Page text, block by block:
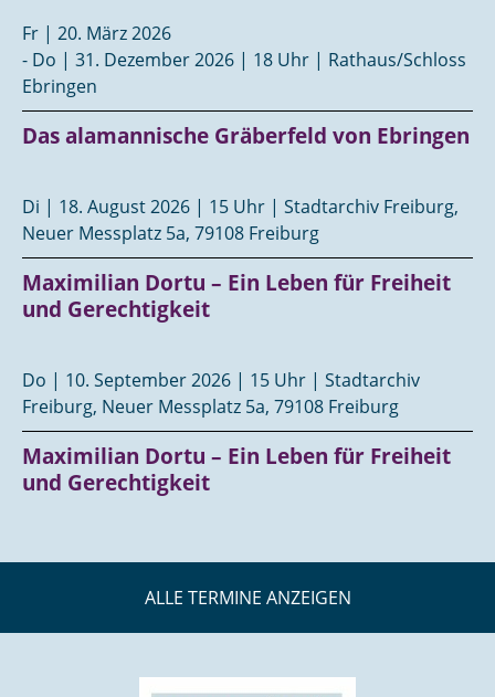
Fr | 20. März 2026
- Do | 31. Dezember 2026 | 18 Uhr | Rathaus/Schloss
Ebringen
Das alamannische Gräberfeld von Ebringen
Di | 18. August 2026 | 15 Uhr | Stadtarchiv Freiburg,
Neuer Messplatz 5a, 79108 Freiburg
Maximilian Dortu – Ein Leben für Freiheit
und Gerechtigkeit
Do | 10. September 2026 | 15 Uhr | Stadtarchiv
Freiburg, Neuer Messplatz 5a, 79108 Freiburg
Maximilian Dortu – Ein Leben für Freiheit
und Gerechtigkeit
ALLE TERMINE ANZEIGEN